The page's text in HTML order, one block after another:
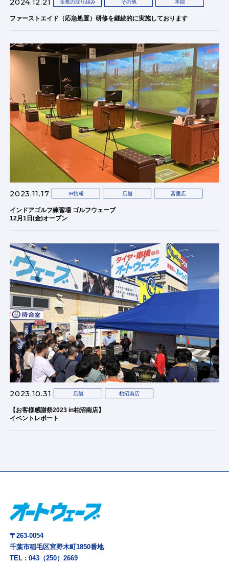
企業の取り組み その他 本部
ファーストエイド（応急処置）研修を継続的に実施しております
2023.11.17 IR情報 店舗 富里店
インドアゴルフ練習場 ゴルフウェーブ
12月1日(金)オープン
2023.10.31 店舗 柏沼南店
【お客様感謝祭2023 in柏沼南店】
イベントレポート
〒263-0054
千葉市稲毛区宮野木町1850番地
TEL :043（250）2669